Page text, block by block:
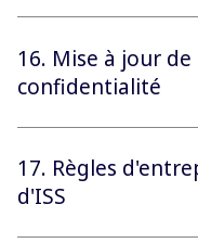
16. Mise à jour
confidentialité
17. Règles
d'ISS